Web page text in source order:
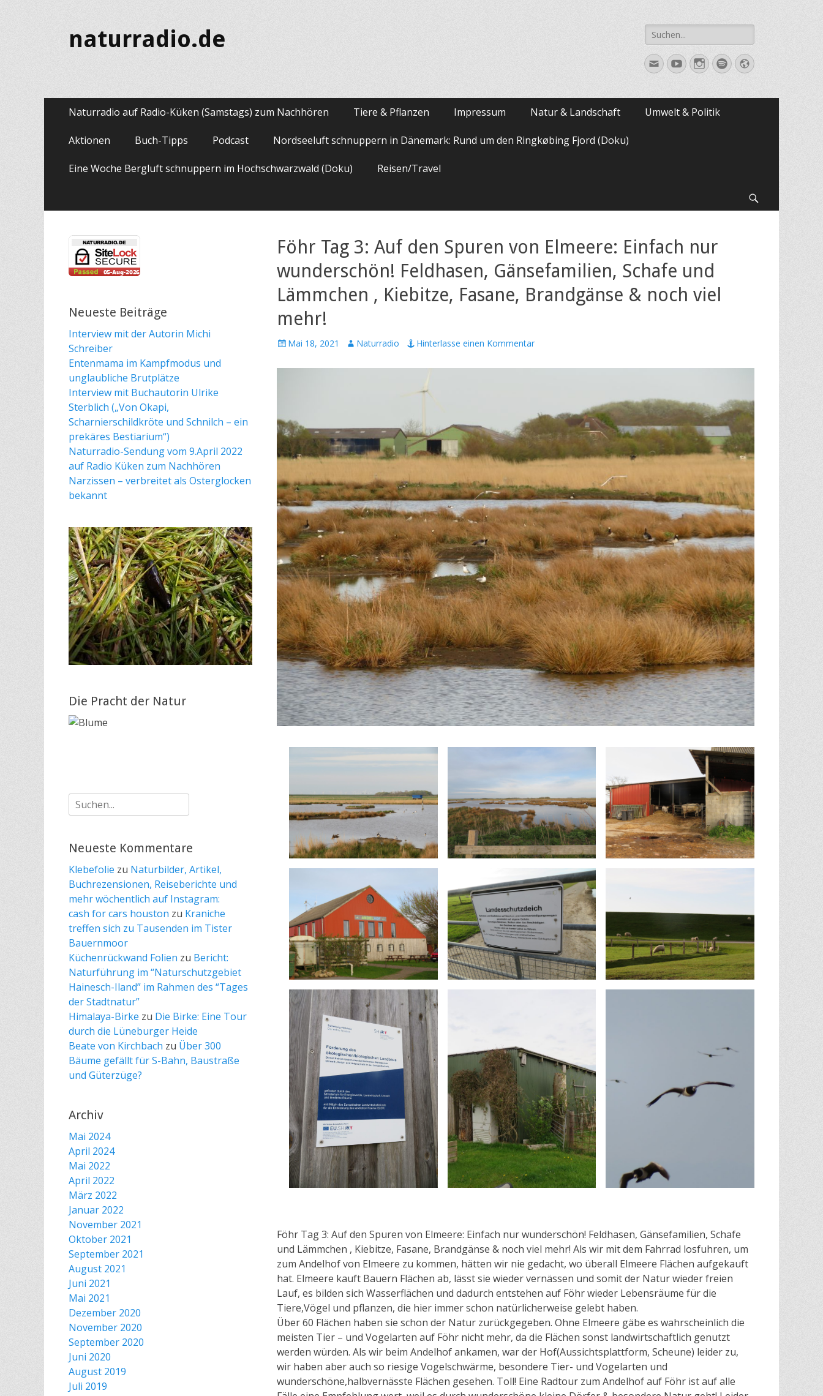
naturradio.de
Suche
nach:
E-
Mail
YouTubeInstagram
SpotifyWebsite
Primäres
Inhalt
springen
Naturradio auf Radio-Küken (Samstags) zum Nachhören Tiere & Pflanzen Impressum Natur & Landschaft Umwelt & Politik
Aktionen Buch-Tipps Podcast Nordseeluft schnuppern in Dänemark: Rund um den Ringkøbing Fjord (Doku)
Eine Woche Bergluft schnuppern im Hochschwarzwald (Doku) Reisen/Travel
Föhr Tag 3: Auf den Spuren von Elmeere: Einfach nur
wunderschön! Feldhasen, Gänsefamilien, Schafe und
Lämmchen , Kiebitze, Fasane, Brandgänse & noch viel
mehr!
Veröffentlicht
Mai 18, 2021 AutorNaturradio Hinterlasse einen Kommentar
Föhr Tag 3: Auf den Spuren von Elmeere: Einfach nur wunderschön! Feldhasen, Gänsefamilien, Schafe
und Lämmchen , Kiebitze, Fasane, Brandgänse & noch viel mehr! Als wir mit dem Fahrrad losfuhren, um
zum Andelhof von Elmeere zu kommen, hätten wir nie gedacht, wo überall Elmeere Flächen aufgekauft
hat. Elmeere kauft Bauern Flächen ab, lässt sie wieder vernässen und somit der Natur wieder freien
Lauf, es bilden sich Wasserflächen und dadurch entstehen auf Föhr wieder Lebensräume für die
Tiere,Vögel und pflanzen, die hier immer schon natürlicherweise gelebt haben.
Über 60 Flächen haben sie schon der Natur zurückgegeben. Ohne Elmeere gäbe es wahrscheinlich die
meisten Tier – und Vogelarten auf Föhr nicht mehr, da die Flächen sonst landwirtschaftlich genutzt
werden würden. Als wir beim Andelhof ankamen, war der Hof(Aussichtsplattform, Scheune) leider zu,
wir haben aber auch so riesige Vogelschwärme, besondere Tier- und Vogelarten und
wunderschöne,halbvernässte Flächen gesehen. Toll! Eine Radtour zum Andelhof auf Föhr ist auf alle
Neueste Beiträge
Interview mit der Autorin Michi
Schreiber
Entenmama im Kampfmodus und
unglaubliche Brutplätze
Interview mit Buchautorin Ulrike
Sterblich („Von Okapi,
Scharnierschildkröte und Schnilch – ein
prekäres Bestiarium“)
Naturradio-Sendung vom 9.April 2022
auf Radio Küken zum Nachhören
Narzissen – verbreitet als Osterglocken
bekannt
Die Pracht der Natur
Suche
nach:
Neueste Kommentare
Klebefolie zu Naturbilder, Artikel,
Buchrezensionen, Reiseberichte und
mehr wöchentlich auf Instagram:
cash for cars houston zu Kraniche
treffen sich zu Tausenden im Tister
Bauernmoor
Küchenrückwand Folien zu Bericht:
Naturführung im “Naturschutzgebiet
Hainesch-Iland” im Rahmen des “Tages
der Stadtnatur”
Himalaya-Birke zu Die Birke: Eine Tour
durch die Lüneburger Heide
Beate von Kirchbach zu Über 300
Bäume gefällt für S-Bahn, Baustraße
und Güterzüge?
Archiv
Mai 2024
April 2024
Mai 2022
April 2022
März 2022
Januar 2022
November 2021
Oktober 2021
September 2021
August 2021
Juni 2021
Mai 2021
Dezember 2020
November 2020
September 2020
Juni 2020
August 2019
Juli 2019